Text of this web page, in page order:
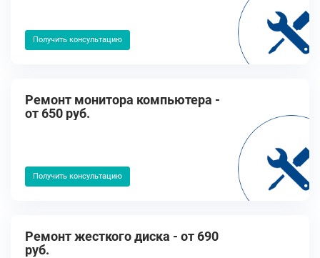
Получить консультацию
Ремонт монитора компьютера -
от 650 руб.
Получить консультацию
Ремонт жесткого диска - от 690
руб.